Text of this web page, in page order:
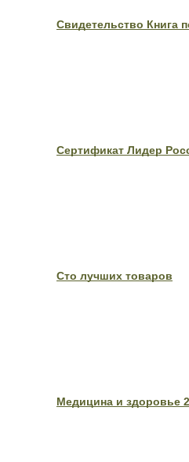
Свидетельство Книга
Сертификат Лидер
Сто лучших товаров
Медицина и здоровье